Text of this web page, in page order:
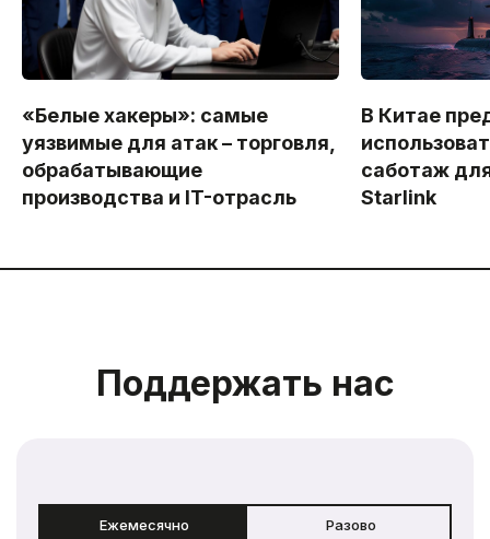
«Белые хакеры»: самые
уязвимые для атак – торговля,
обрабатывающие
производства и IT-отрасль
В Китае
саботаж
Starlink
Поддержать нас
Ежемесячно Разово